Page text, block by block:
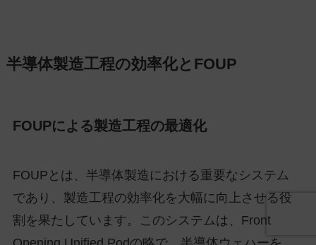
半導体製造工程の効率化とFOUP
FOUPによる製造工程の最適化
FOUPとは、半導体製造における重要なシステム
であり、製造工程の効率化を大幅に向上させる役
割を果たしています。このシステムは、Front